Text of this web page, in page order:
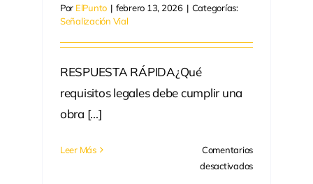
Por ElPunto | febrero 13, 2026 | Categorías:
Señalización Vial
RESPUESTA RÁPIDA¿Qué
requisitos legales debe cumplir una
obra [...]
Leer Más
Comentarios
desactivadosen